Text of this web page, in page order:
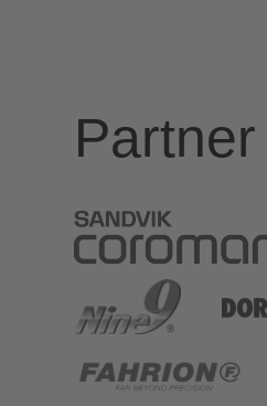
Partner